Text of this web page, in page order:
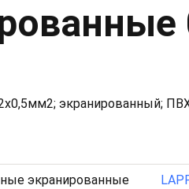
экранированный;
экранированные